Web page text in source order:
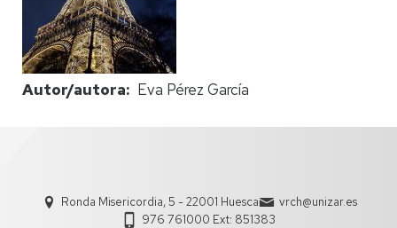
Autor/autora Eva Pérez García
Ronda Misericordia, 5 - 22001 Huesca
vrch@unizar.es
976 761000 Ext: 851383